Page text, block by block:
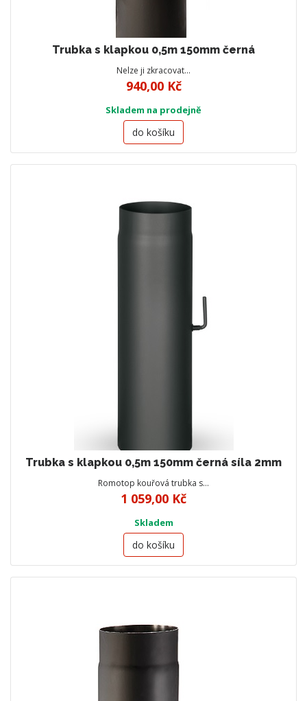
Trubka s klapkou 0,5m 150mm černá
Nelze ji zkracovat…
940,00 Kč
Skladem na prodejně
do košíku
Trubka s klapkou 0,5m 150mm černá síla 2mm
Romotop kouřová trubka s…
1 059,00 Kč
Skladem
do košíku